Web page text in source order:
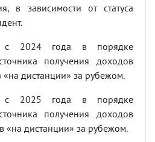
в зависимости от статуса
с 2024 года в порядке
получения доходов
«на дистанции» за рубежом.
с 2025 года в порядке
получения доходов
«на дистанции» за рубежом.